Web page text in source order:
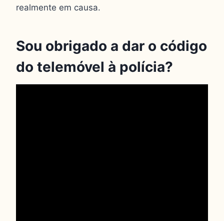
realmente em causa.
Sou obrigado a dar o código
do telemóvel à polícia?